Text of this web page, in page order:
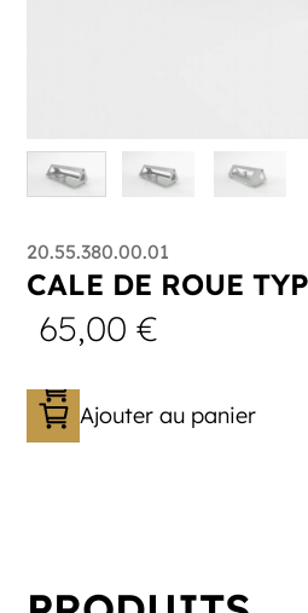
20.55.380.00.01
CALE DE ROUE
65,00€
Ajouter au panier